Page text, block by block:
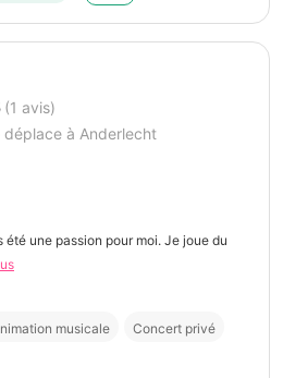
(1 avis)
déplace à Anderlecht
une passion pour moi. Je joue du
musicale Concert privé